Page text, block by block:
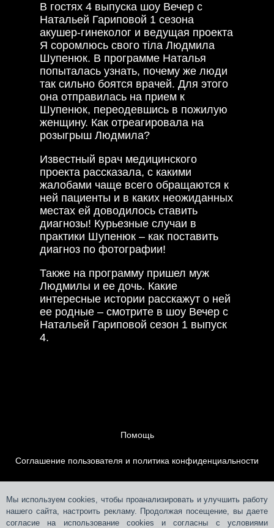
Мы используем cookies, чтобы проанализировать и улучшить работу
нашего сайта, настроить рекламу. Продолжая посещение, вы даете
согласие на использование cookies и согласны с условиями
В гостях 4 выпуска шоу Вечер с
Натальей Гариповой 1 сезона
акушер-гинеколог и ведущая проекта
Я соромлюсь свого тіла Людмила
Шупенюк. В программе Наталья
попыталась узнать, почему же люди
так сильно боятся врачей. Для этого
она отправилась на прием к
Шупенюк, переодевшись в пожилую
женщину. Как отреагировала на
розыгрыш Людмила?
Известный врач медицинского
проекта рассказала, с какими
жалобами чаще всего обращаются к
ней пациенты и в каких неожиданных
местах ей доводилось ставить
диагнозы! Курьезные случаи в
практики Шупенюк – как поставить
диагноз по фотографии!
Также на программу пришел муж
Людмилы и ее дочь. Какие
интересные истории расскажут о ней
ее родные – смотрите в шоу Вечер с
Натальей Гариповой сезон 1 выпуск
4.
Помощь
Соглашение пользователя и политика конфиденциальности
Размещение рекламы